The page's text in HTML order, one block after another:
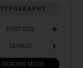
TYPOGRAPHY
FONT SIZE
DEFAULT
READING MODE